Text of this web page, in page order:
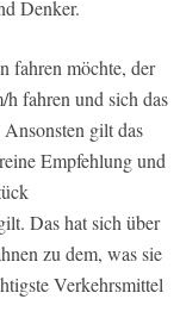
Denker.
fahren möchte, der
h fahren und sich das
gilt das
Empfehlung und
Das hat sich über
zu dem, was sie
Verkehrsmittel